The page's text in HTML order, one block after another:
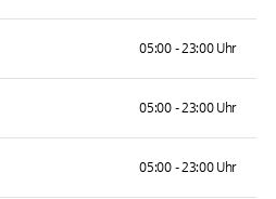
05:00 - 23:00 Uhr
05:00 - 23:00 Uhr
05:00 - 23:00 Uhr